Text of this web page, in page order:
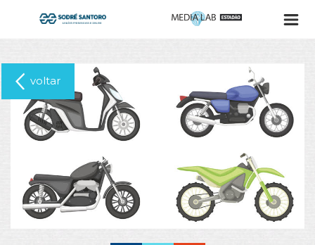
voltar